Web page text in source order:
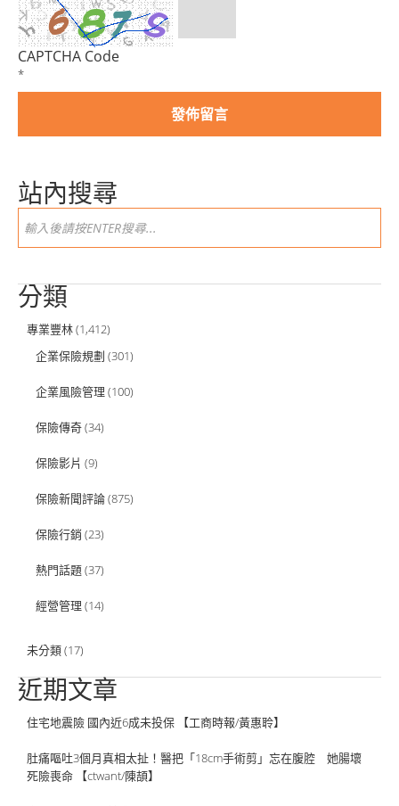
CAPTCHA Code
*
站內搜尋
分類
專業豐林(1,412)
企業保險規劃 (301)
企業風險管理 (100)
保險傳奇(34)
保險影片 (9)
保險新聞評論(875)
保險行銷 (23)
熱門話題(37)
經營管理 (14)
未分類(17)
近期文章
住宅地震險 國內近6成未投保 【工商時報/黃惠聆】
肚痛嘔吐3個月真相太扯！醫把「18cm手術剪」忘在腹腔 她腸壞
死險喪命 【ctwant/陳頡】